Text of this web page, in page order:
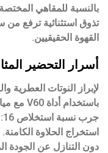
بالنسبة للمقاهي
تذوق استثنائية ترفع
القهوة الحقيقيين.
أسرار التحضير
لإبراز النوتات العطرية
باستخدام أداة V60 مع مياه بدرجة حرارة
استخراج الحلاوة
دون التنازل عن الجودة